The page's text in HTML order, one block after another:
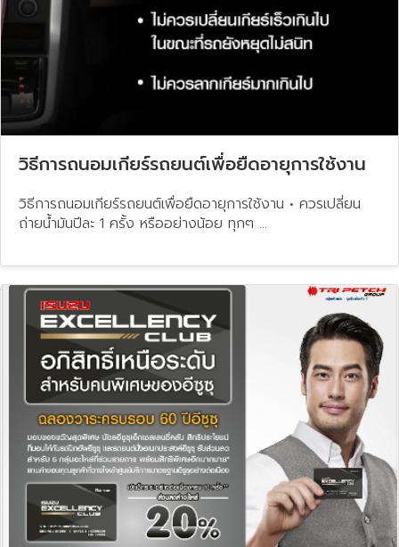
วิธีการถนอมเกียร์รถยนต์เพื่อยืดอายุการใช้งาน
วิธีการถนอมเกียร์รถยนต์เพื่อยืดอายุการใช้งาน • ควรเปลี่ยน
ถ่ายน้ำมันปีละ 1 ครั้ง หรืออย่างน้อย ทุกๆ ...